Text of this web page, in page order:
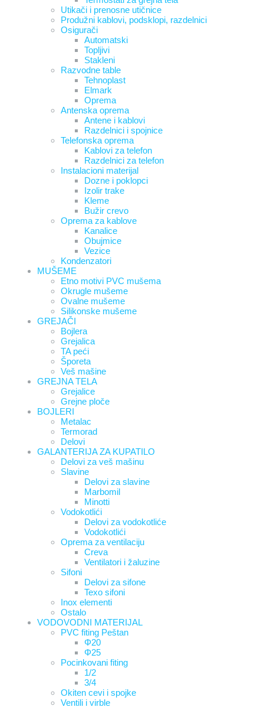
Utikači i prenosne utičnice
Produžni kablovi, podsklopi, razdelnici
Osigurači
Automatski
Topljivi
Stakleni
Razvodne table
Tehnoplast
Elmark
Oprema
Antenska oprema
Antene i kablovi
Razdelnici i spojnice
Telefonska oprema
Kablovi za telefon
Razdelnici za telefon
Instalacioni materijal
Dozne i poklopci
Izolir trake
Kleme
Bužir crevo
Oprema za kablove
Kanalice
Obujmice
Vezice
Kondenzatori
MUŠEME
Etno motivi PVC mušema
Okrugle mušeme
Ovalne mušeme
Silikonske mušeme
GREJAČI
Bojlera
Grejalica
TA peći
Šporeta
Veš mašine
GREJNA TELA
Grejalice
Grejne ploče
BOJLERI
Metalac
Termorad
Delovi
GALANTERIJA ZA KUPATILO
Delovi za veš mašinu
Slavine
Delovi za slavine
Marbomil
Minotti
Vodokotlići
Delovi za vodokotliće
Vodokotlići
Oprema za ventilaciju
Creva
Ventilatori i žaluzine
Sifoni
Delovi za sifone
Texo sifoni
Inox elementi
Ostalo
VODOVODNI MATERIJAL
PVC fiting Peštan
Φ20
Φ25
Pocinkovani fiting
1/2
3/4
Okiten cevi i spojke
Ventili i virble